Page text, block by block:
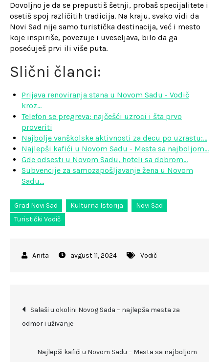
Dovoljno je da se prepustiš šetnji, probaš specijalitete i
osetiš spoj različitih tradicija. Na kraju, svako vidi da
Novi Sad nije samo turistička destinacija, već i mesto
koje inspiriše, povezuje i uveseljava, bilo da ga
posećuješ prvi ili više puta.
Slični članci:
Prijava renoviranja stana u Novom Sadu - Vodič
kroz…
Telefon se pregreva: najčešći uzroci i šta prvo
proveriti
Najbolje vanškolske aktivnosti za decu po uzrastu:…
Najlepši kafići u Novom Sadu - Mesta sa najboljom…
Gde odsesti u Novom Sadu, hoteli sa dobrom…
Subvencije za samozapošljavanje žena u Novom
Sadu…
Grad Novi Sad Kulturna Istorija
Novi Sad
Turistički Vodič
avgust 11, 2024 Vodič
Kretanje
članka
Salaši u okolini Novog Sada – najlepša mesta za
odmor i uživanje
Najlepši kafići u Novom Sadu – Mesta sa najboljom